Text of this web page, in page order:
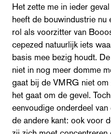
Het zette me in ieder
heeft de bouwindustrie nu
rol als voorzitter van
cepezed natuurlijk iets
basis mee bezig houdt.
niet in nog meer domme
gaat bij de VMRG niet
het gaat om de gevel.
eenvoudige onderdeel
de andere kant: ook voor